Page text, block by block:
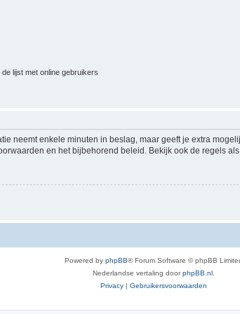
lijst met online gebruikers
neemt enkele minuten in beslag, maar geeft je extra
en het bijbehorend beleid. Bekijk ook de regels
Powered by phpBB® Forum Software © phpBB
Nederlandse vertaling doorphpBB.nl
Privacy | Gebruikersvoorwaarden